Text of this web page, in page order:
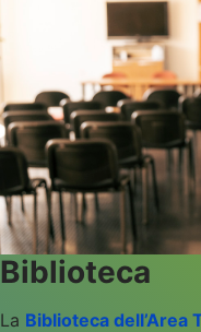
Biblioteca
La Biblioteca dell’Area